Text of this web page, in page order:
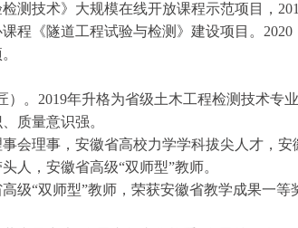
测技术》大规模在线开放课程示范项目，
程《隧道工程试验与检测》建设项目。 2020
）。 2019年升格为省级土木工程检测技术专业
质量意识强。
会理事，安徽省高校力学学科拔尖人才，安
人，安徽省高级“双师型”教师。
级“双师型”教师，荣获安徽省教学成果一等